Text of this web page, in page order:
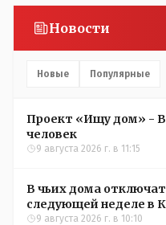
Новости
Новые Популярные
Проект «Ищу дом» -
человек
9 августа 2026 г. в 11:15
В чьих дома
следующей неделе в
9 августа 2026 г. в 10:10